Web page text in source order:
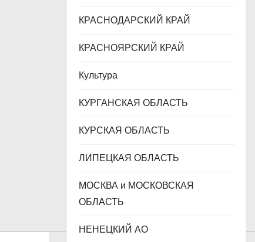
КРАСНОДАРСКИЙ КРАЙ
КРАСНОЯРСКИЙ КРАЙ
Культура
КУРГАНСКАЯ ОБЛАСТЬ
КУРСКАЯ ОБЛАСТЬ
ЛИПЕЦКАЯ ОБЛАСТЬ
МОСКВА и МОСКОВСКАЯ
ОБЛАСТЬ
НЕНЕЦКИЙ АО